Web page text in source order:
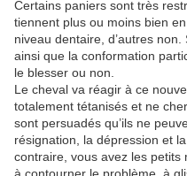
Certains paniers sont très
tiennent plus ou moins bien
niveau dentaire, d’autres
ainsi que la conformation
le blesser ou non.
Le cheval va réagir à ce
totalement tétanisés et ne
sont persuadés qu’ils ne
résignation, la dépression et
contraire, vous avez les